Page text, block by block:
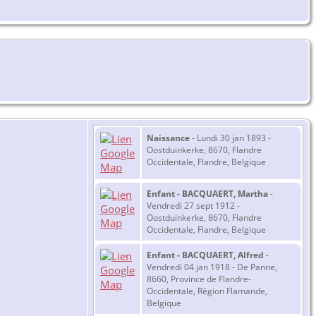
Naissance- Lundi 30 jan 1893 -
Oostduinkerke, 8670, Flandre
Occidentale, Flandre, Belgique
Enfant - BACQUAERT, Martha-
Vendredi 27 sept 1912 -
Oostduinkerke, 8670, Flandre
Occidentale, Flandre, Belgique
Enfant - BACQUAERT, Alfred -
Vendredi 04 jan 1918 - De Panne,
8660, Province de Flandre-
Occidentale, Région Flamande,
Belgique